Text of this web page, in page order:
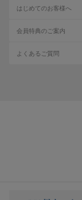
はじめてのお客様へ
会員特典のご案内
よくあるご質問